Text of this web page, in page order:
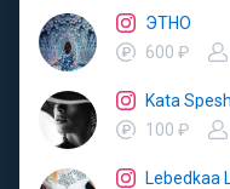
ЭТНО
600 ₽
Kata
100 ₽
Lebedkaa